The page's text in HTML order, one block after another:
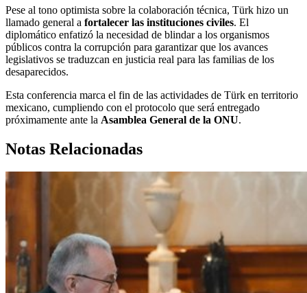
Pese al tono optimista sobre la colaboración técnica, Türk hizo un
llamado general a fortalecer las instituciones civiles. El
diplomático enfatizó la necesidad de blindar a los organismos
públicos contra la corrupción para garantizar que los avances
legislativos se traduzcan en justicia real para las familias de los
desaparecidos.
Esta conferencia marca el fin de las actividades de Türk en territorio
mexicano, cumpliendo con el protocolo que será entregado
próximamente ante la Asamblea General de la ONU.
Notas Relacionadas